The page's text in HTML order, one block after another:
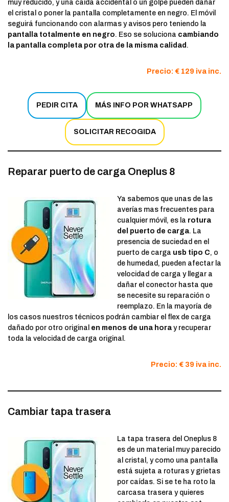
muy reducido, y una caída accidental o un golpe pueden dañar
el cristal o poner la pantalla completamente en negro. El móvil
seguirá funcionando con alarmas y avisos pero teniendo la
pantalla totalmente en negro. Eso se soluciona cambiando
la pantalla completa por otra de la misma calidad .
Precio: € 129 iva inc.
PEDIR CITA MÁS INFO POR WHATSAPP
SOLICITAR RECOGIDA
Reparar puerto de carga Oneplus 8
Ya sabemos que unas de las
averías mas frecuentes para
cualquier móvil, es la rotura
del puerto de carga. La
presencia de suciedad en el
puerto de carga usb tipo C, o
de humedad, pueden afectar la
velocidad de carga y llegar a
dañar el conector hasta que
se necesite su reparación o
reemplazo. En la mayoría de
los casos nuestros técnicos podrán cambiar el flex de carga
dañado por otro original en menos de una hora y recuperar
toda la velocidad de carga original.
Precio: € 39 iva inc.
Cambiar tapa trasera
La tapa trasera del Oneplus 8
es de un material muy parecido
al cristal, y como una pantalla
está sujeta a roturas y grietas
por caídas. Si se te ha roto la
carcasa trasera y quieres